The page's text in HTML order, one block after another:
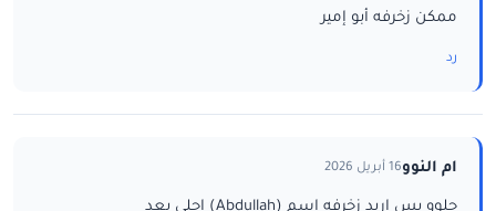
ممكن زخرفه أبو إمير
رد
ام النوو16 أبريل 2026
حلوو بس اريد زخرفه اسم (Abdullah) احلى بعد